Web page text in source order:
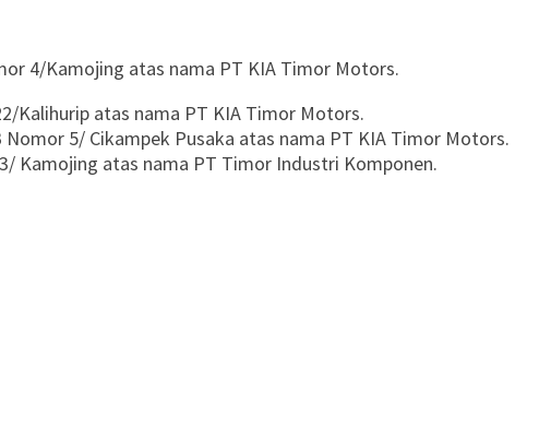
4/Kamojing atas nama PT KIA Timor Motors.
Kalihurip atas nama PT KIA Timor Motors.
5/ Cikampek Pusaka atas nama PT KIA Timor Motors.
Kamojing atas nama PT Timor Industri Komponen.